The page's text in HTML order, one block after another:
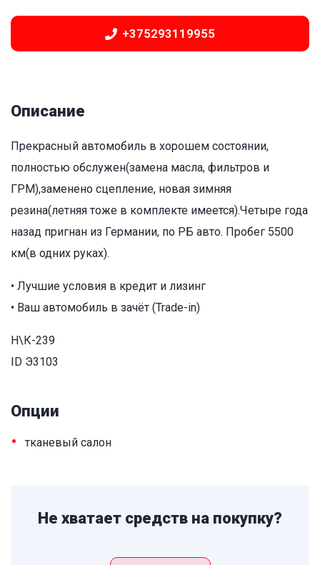
+375293119955
Описание
Прекрасный автомобиль в хорошем состоянии,
полностью обслужен(замена масла, фильтров и
ГРМ),заменено сцепление, новая зимняя
резина(летняя тоже в комплекте имеется).Четыре года
назад пригнан из Германии, по РБ авто. Пробег 5500
км(в одних руках).
• Лучшие условия в кредит и лизинг
• Ваш автомобиль в зачёт (Trade-in)
Н\К-239
ID Э3103
Опции
• тканевый салон
Не хватает средств на покупку?